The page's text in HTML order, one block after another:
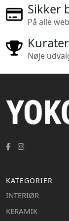
Sikker
På alle
Nøje
KATEGORIER
INTERIØR
KERAMIK